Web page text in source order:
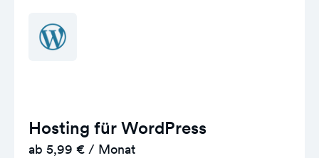
Hosting für WordPress
ab 5,99 € / Monat